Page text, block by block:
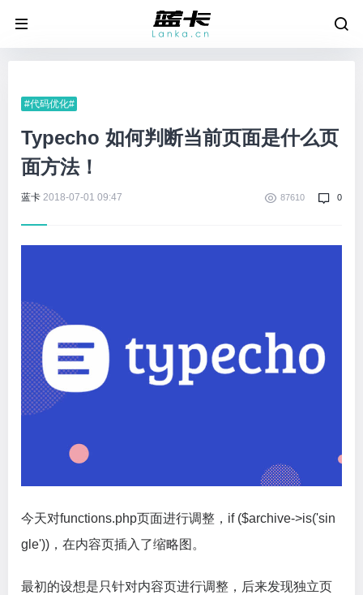
#代码优化#
Typecho 如何判断当前页面是什么页
面方法！
蓝卡 2018-07-01 09:47 87610 0
今天对functions.php页面进行调整，if ($archive->is('sin
gle'))，在内容页插入了缩略图。
最初的设想是只针对内容页进行调整，后来发现独立页